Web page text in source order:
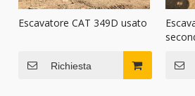
Escavatore CAT 349D usato
Richiesta